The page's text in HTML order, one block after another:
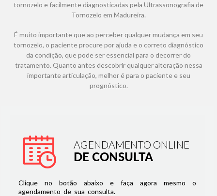
tornozelo e facilmente diagnosticadas pela Ultrassonografia de
Tornozelo em Madureira.
É muito importante que ao perceber qualquer mudança em seu
tornozelo, o paciente procure por ajuda e o correto diagnóstico
da condição, que pode ser essencial para o decorrer do
tratamento. Quanto antes descobrir qualquer alteração nessa
importante articulação, melhor é para o paciente e seu
prognóstico.
AGENDAMENTO ONLINE
DE CONSULTA
Clique no botão abaixo e faça agora mesmo o
agendamento de sua consulta.